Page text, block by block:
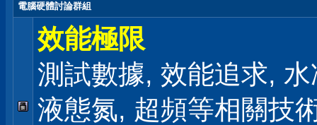
電腦硬體討論群組
效能極限
測試數據, 效能追求,
液態氮, 超頻等相關技